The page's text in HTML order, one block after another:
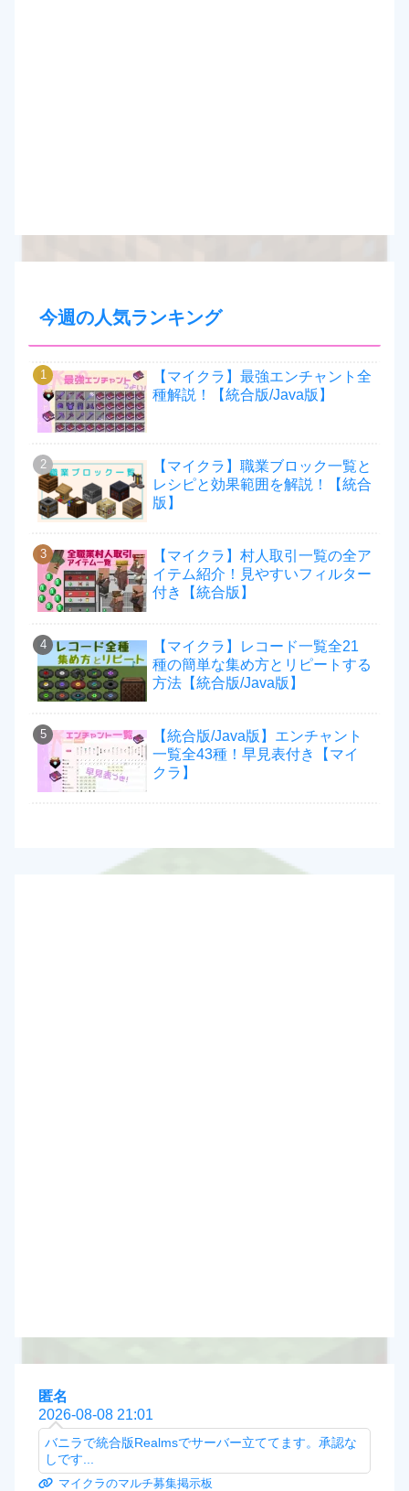
今週の人気ランキング
【マイクラ】最強エンチャント全
種解説！【統合版/Java版】
【マイクラ】職業ブロック一覧と
レシピと効果範囲を解説！【統合
版】
【マイクラ】村人取引一覧の全ア
イテム紹介！見やすいフィルター
付き【統合版】
【マイクラ】レコード一覧全21
種の簡単な集め方とリピートする
方法【統合版/Java版】
【統合版/Java版】エンチャント
一覧全43種！早見表付き【マイ
クラ】
匿名
2026-08-08 21:01
バニラで統合版Realmsでサーバー立ててます。承認な
しです...
マイクラのマルチ募集掲示板